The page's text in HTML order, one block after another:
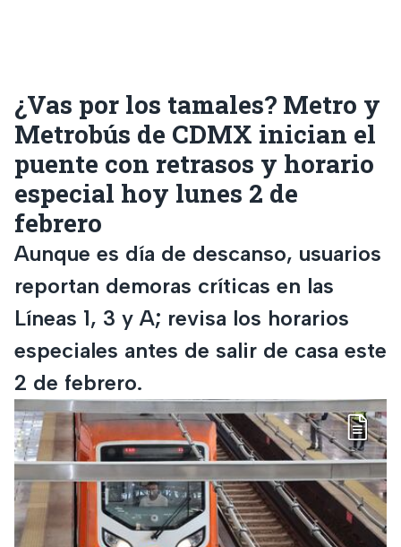
¿Vas por los tamales? Metro y
Metrobús de CDMX inician el
puente con retrasos y horario
especial hoy lunes 2 de
febrero
Aunque es día de descanso, usuarios
reportan demoras críticas en las
Líneas 1, 3 y A; revisa los horarios
especiales antes de salir de casa este
2 de febrero.